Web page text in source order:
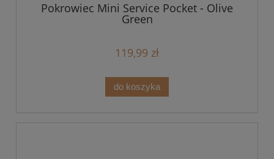
Pokrowiec Mini Service Pocket - Olive
Green
119,99 zł
do koszyka